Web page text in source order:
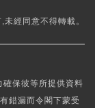
經同意不得轉載。
保彼等所提供資料
錯漏而令閣下蒙受